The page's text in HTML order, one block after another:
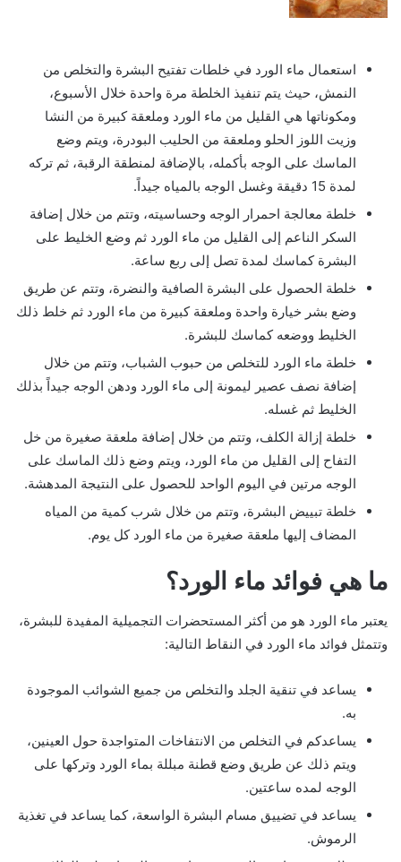
استعمال ماء الورد في خلطات تفتيح البشرة والتخلص من
النمش، حيث يتم تنفيذ الخلطة مرة واحدة خلال الأسبوع،
ومكوناتها هي القليل من ماء الورد وملعقة كبيرة من النشا
وزيت اللوز الحلو وملعقة من الحليب البودرة، ويتم وضع
الماسك على الوجه بأكمله، بالإضافة لمنطقة الرقبة، ثم تركه
لمدة 15 دقيقة وغسل الوجه بالمياه جيداً.
خلطة معالجة احمرار الوجه وحساسيته، وتتم من خلال إضافة
السكر الناعم إلى القليل من ماء الورد ثم وضع الخليط على
البشرة كماسك لمدة تصل إلى ربع ساعة.
خلطة الحصول على البشرة الصافية والنضرة، وتتم عن طريق
وضع بشر خيارة واحدة وملعقة كبيرة من ماء الورد ثم خلط ذلك
الخليط ووضعه كماسك للبشرة.
خلطة ماء الورد للتخلص من حبوب الشباب، وتتم من خلال
إضافة نصف عصير ليمونة إلى ماء الورد ودهن الوجه جيداً بذلك
الخليط ثم غسله.
خلطة إزالة الكلف، وتتم من خلال إضافة ملعقة صغيرة من خل
التفاح إلى القليل من ماء الورد، ويتم وضع ذلك الماسك على
الوجه مرتين في اليوم الواحد للحصول على النتيجة المدهشة.
خلطة تبييض البشرة، وتتم من خلال شرب كمية من المياه
المضاف إليها ملعقة صغيرة من ماء الورد كل يوم.
ما هي فوائد ماء الورد؟
يعتبر ماء الورد هو من أكثر المستحضرات التجميلية المفيدة للبشرة،
وتتمثل فوائد ماء الورد في النقاط التالية:
يساعد في تنقية الجلد والتخلص من جميع الشوائب الموجودة
به.
يساعدكم في التخلص من الانتفاخات المتواجدة حول العينين،
ويتم ذلك عن طريق وضع قطنة مبللة بماء الورد وتركها على
الوجه لمده ساعتين.
يساعد في تضييق مسام البشرة الواسعة، كما يساعد في تغذية
الرموش.